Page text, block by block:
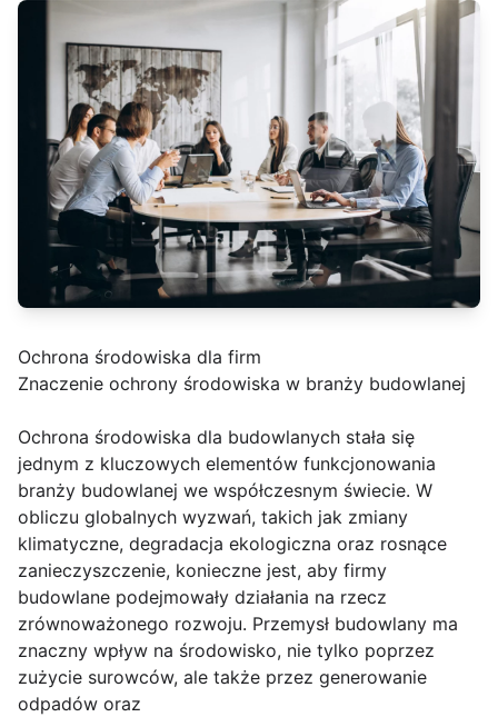
Ochrona środowiska dla firm
Znaczenie ochrony środowiska w branży budowlanej
Ochrona środowiska dla budowlanych stała się
jednym z kluczowych elementów funkcjonowania
branży budowlanej we współczesnym świecie. W
obliczu globalnych wyzwań, takich jak zmiany
klimatyczne, degradacja ekologiczna oraz rosnące
zanieczyszczenie, konieczne jest, aby firmy
budowlane podejmowały działania na rzecz
zrównoważonego rozwoju. Przemysł budowlany ma
znaczny wpływ na środowisko, nie tylko poprzez
zużycie surowców, ale także przez generowanie
odpadów oraz